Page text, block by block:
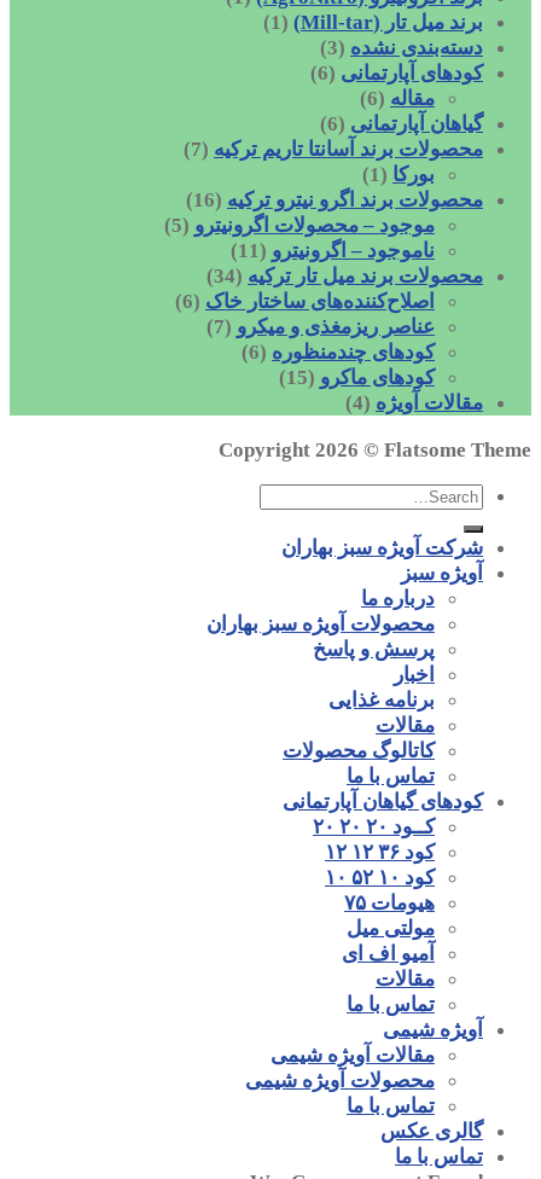
برند میل تار (Mill-tar)
(1)
دسته‌بندی نشده (3)
کودهای آپارتمانی (6)
مقاله (6)
گیاهان آپارتمانی (6)
محصولات برند آسانتا تاریم ترکیه (7)
بورکا (1)
محصولات برند اگرو نیترو ترکیه (16)
موجود – محصولات اگرونیترو (5)
ناموجود – اگرونیترو (11)
محصولات برند میل تار ترکیه (34)
اصلاح‌کننده‌های ساختار خاک (6)
عناصر ریزمغذی و میکرو (7)
کودهای چندمنظوره (6)
کودهای ماکرو (15)
مقالات آویژه (4)
Copyright 2026 © Flatsome Theme
شرکت آویژه سبز بهاران
آویژه سبز
درباره ما
محصولات آویژه سبز بهاران
پرسش و پاسخ
اخبار
برنامه غذایی
مقالات
کاتالوگ محصولات
تماس با ما
کودهای گیاهان آپارتمانی
کــود ۲۰ ۲۰ ۲۰
کود ۳۶ ۱۲ ۱۲
کود ۱۰ ۵۲ ۱۰
هیومات ۷۵
مولتی میل
آمیو اف ای
مقالات
تماس با ما
آویژه شیمی
مقالات آویژه شیمی
محصولات آویژه شیمی
تماس با ما
گالری عکس
تماس با ما